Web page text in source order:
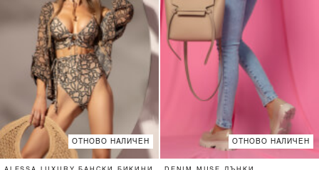
ОТНОВО НАЛИЧЕН ОТНОВО НАЛИЧЕН